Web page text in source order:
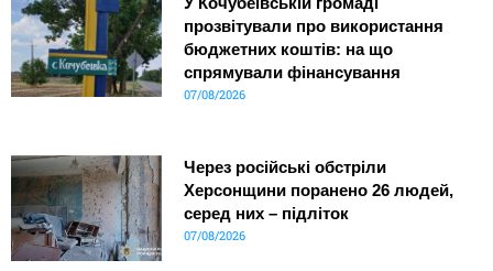
прозвітували про використання
бюджетних коштів: на що
спрямували фінансування
07/08/2026
Через російські обстріли
Херсонщини поранено 26 людей,
серед них – підліток
07/08/2026